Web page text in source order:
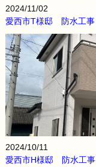
2024/11/02
愛西市T様邸 防水工事
2024/10/11
愛西市H様邸 防水工事